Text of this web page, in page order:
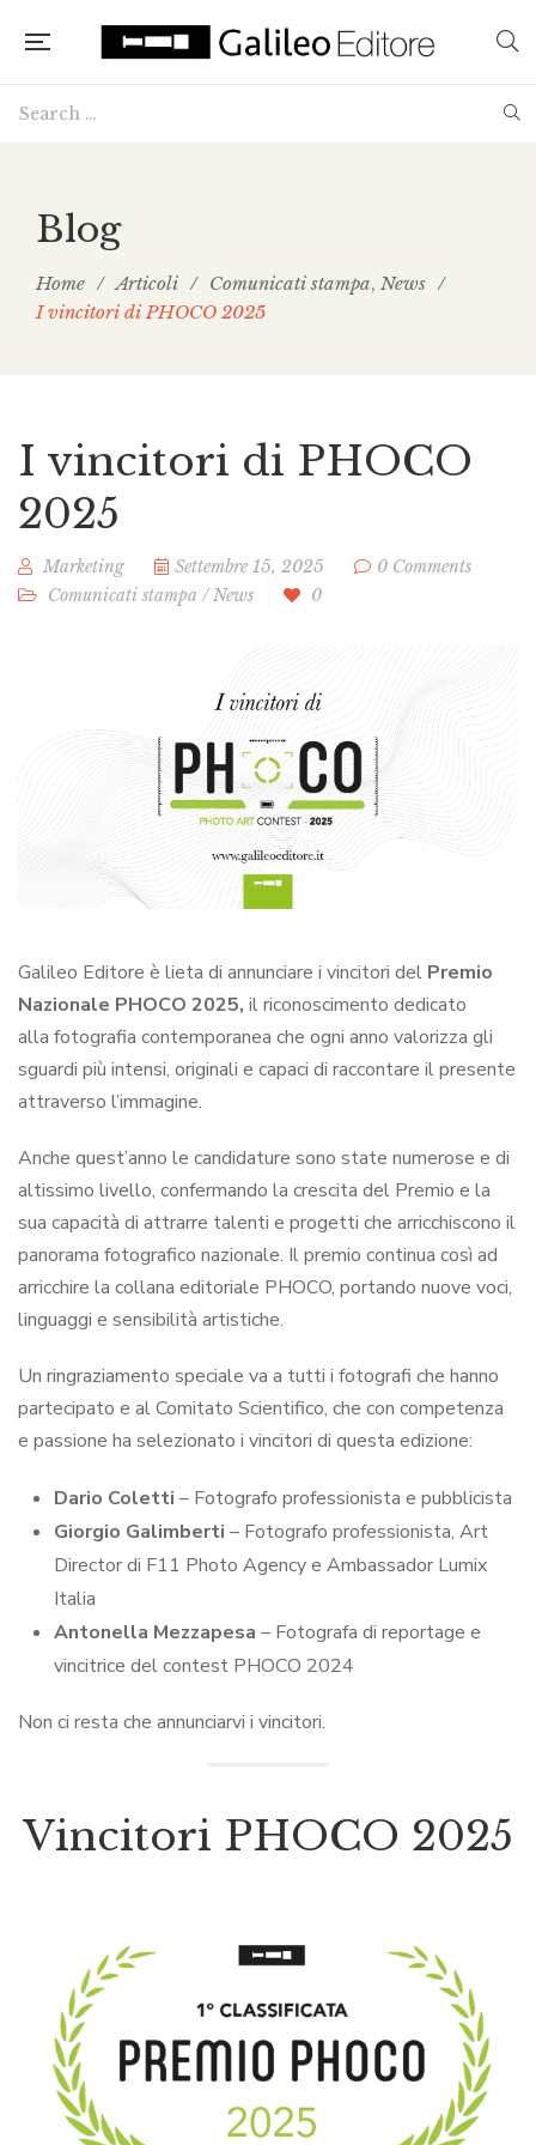
Blog
Home / Articoli / Comunicati stampa, News /
I vincitori di PHOCO 2025
I vincitori di PHOCO
2025
Marketing Settembre 15, 2025
0 Comments
Comunicati stampa /News 0
Galileo Editore è lieta di annunciare i vincitori del Premio
Nazionale PHOCO 2025, il riconoscimento dedicato
alla fotografia contemporanea che ogni anno valorizza gli
sguardi più intensi, originali e capaci di raccontare il presente
attraverso l’immagine.
Anche quest’anno le candidature sono state numerose e di
altissimo livello, confermando la crescita del Premio e la
sua capacità di attrarre talenti e progetti che arricchiscono il
panorama fotografico nazionale. Il premio continua così ad
arricchire la collana editoriale PHOCO, portando nuove voci,
linguaggi e sensibilità artistiche.
Un ringraziamento speciale va a tutti i fotografi che hanno
partecipato e al Comitato Scientifico, che con competenza
e passione ha selezionato i vincitori di questa edizione:
Dario Coletti – Fotografo professionista e pubblicista
Giorgio Galimberti – Fotografo professionista, Art
Director di F11 Photo Agency e Ambassador Lumix
Italia
Antonella Mezzapesa – Fotografa di reportage e
vincitrice del contest PHOCO 2024
Non ci resta che annunciarvi i vincitori.
Vincitori PHOCO 2025